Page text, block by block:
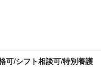
可/シフト相談可/特別養護